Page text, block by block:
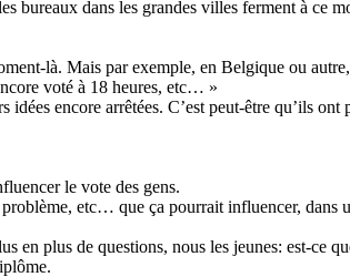
bureaux dans les grandes villes ferment à ce
là. Mais par exemple, en Belgique ou
voté à 18 heures, etc… »
encore arrêtées. C’est peut-être qu’ils
le vote des gens.
etc… que ça pourrait influencer, dans
en plus de questions, nous les jeunes: est-ce